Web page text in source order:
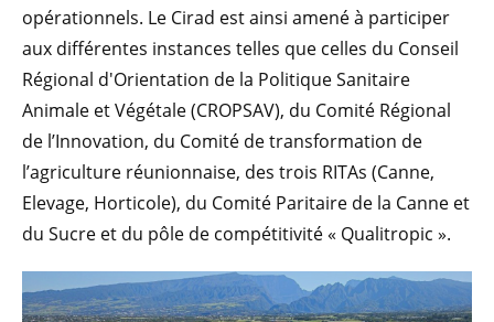
opérationnels. Le Cirad est ainsi amené à participer
aux différentes instances telles que celles du Conseil
Régional d'Orientation de la Politique Sanitaire
Animale et Végétale (CROPSAV), du Comité Régional
de l’Innovation, du Comité de transformation de
l’agriculture réunionnaise, des trois RITAs (Canne,
Elevage, Horticole), du Comité Paritaire de la Canne et
du Sucre et du pôle de compétitivité « Qualitropic ».